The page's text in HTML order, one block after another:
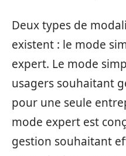
Deux types de
existent : le mode
expert. Le mode
usagers souhaitant
pour une seule
mode expert est
gestion souhaitant